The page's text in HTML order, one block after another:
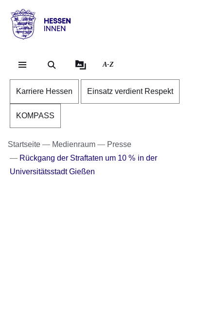
Hessen
Innen
A-Z
Karriere Hessen Einsatz verdient Respekt
KOMPASS
Startseite Medienraum
Presse
Rückgang der Straftaten um 10 % in der
Universitätsstadt Gießen